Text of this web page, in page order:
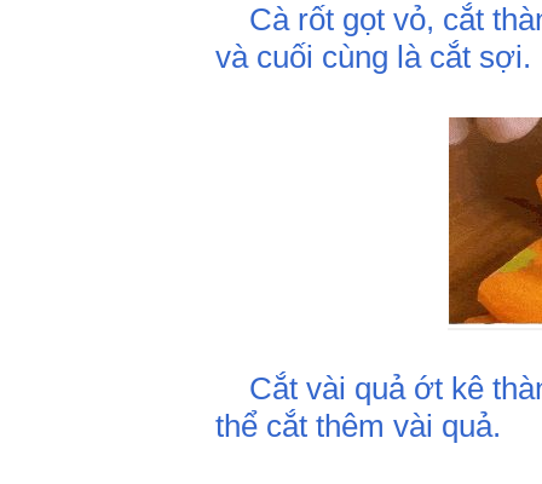
Cà rốt gọt vỏ, cắt
và cuối cùng là cắt sợi.
Cắt vài quả ớt kê
thể cắt thêm vài quả.